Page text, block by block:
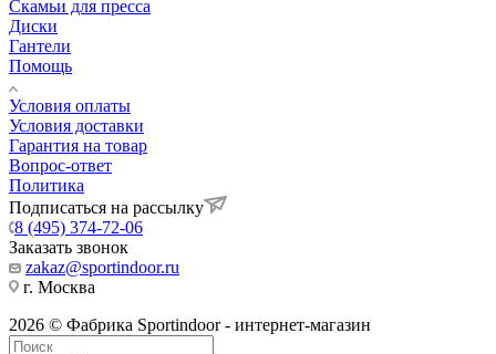
Скамьи для пресса
Диски
Гантели
Помощь
Условия оплаты
Условия доставки
Гарантия на товар
Вопрос-ответ
Политика
Подписаться на рассылку
8 (495) 374-72-06
Заказать звонок
zakaz@sportindoor.ru
г. Москва
2026 © Фабрика Sportindoor - интернет-магазин